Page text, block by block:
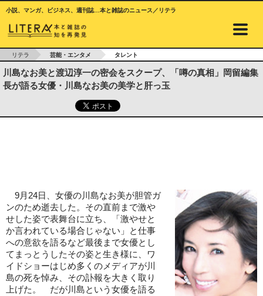
小説、マンガ、ビジネス、週刊誌…本と雑誌のニュース／リテラ
リテラ 芸能・エンタメ タレント
川島なお美と渡辺淳一の密会をスクープ、「噂の真相」岡留編集
長が語る女優・川島なお美の美学と肝っ玉
9月24日、女優の川島なお美が胆管ガ
ンのため逝去した。その直前まで激や
せした姿で表舞台に立ち、「激やせと
か言われている場合じゃない」と仕事
への意欲を語るなど最後まで女優とし
てまっとうしたその姿と生き様に、ワ
イドショーはじめ多くのメディアが川
島の死を悼み、その訃報を大きく取り
上げた。 だが川島という女優を語る